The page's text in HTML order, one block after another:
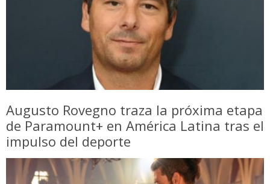
Augusto Rovegno traza la próxima etapa
de Paramount+ en América Latina tras el
impulso del deporte